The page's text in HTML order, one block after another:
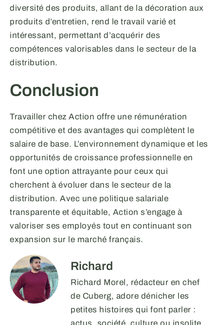
diversité des produits, allant de la décoration aux
produits d’entretien, rend le travail varié et
intéressant, permettant d’acquérir des
compétences valorisables dans le secteur de la
distribution.
Conclusion
Travailler chez Action offre une rémunération
compétitive et des avantages qui complètent le
salaire de base. L’environnement dynamique et les
opportunités de croissance professionnelle en
font une option attrayante pour ceux qui
cherchent à évoluer dans le secteur de la
distribution. Avec une politique salariale
transparente et équitable, Action s’engage à
valoriser ses employés tout en continuant son
expansion sur le marché français.
Richard
Richard Morel, rédacteur en chef
de Cuberg, adore dénicher les
petites histoires qui font parler :